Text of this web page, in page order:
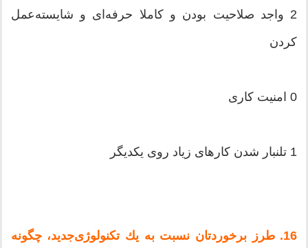
2 واجد صلاحیت‌ بودن‌ و كاملا حرفه‌ای‌ و شایسته‌عمل‌
كردن‌
0 امنیت‌ كاری‌
1 تلنبار شدن‌ كارهای‌ زیاد روی‌ یكدیگر
16. طرز برخوردتان‌ نسبت‌ به‌ یك‌ تكنولوژی‌جدید، چگونه‌